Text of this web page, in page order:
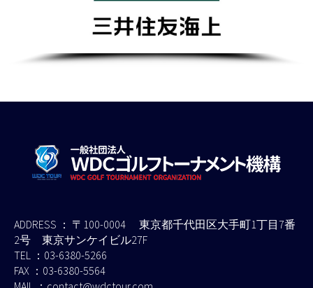
ADDRESS ： 〒100-0004 東京都千代田区大手町1丁目7番
2号 東京サンケイビル27F
TEL ：03-6380-5266
FAX ：03-6380-5564